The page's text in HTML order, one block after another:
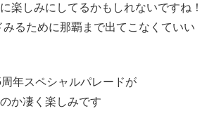
楽しみにしてるかもしれないですね！
るために那覇まで出てこなくていい
年スペシャルパレードが
か凄く楽しみです